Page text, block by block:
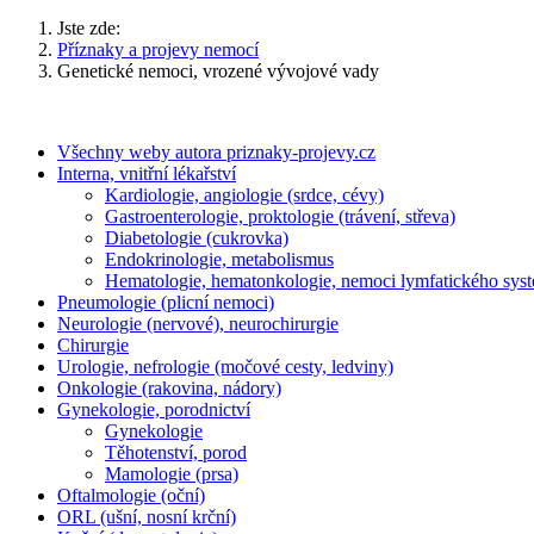
Jste zde:
Příznaky a projevy nemocí
Genetické nemoci, vrozené vývojové vady
Všechny weby autora priznaky-projevy.cz
Interna, vnitřní lékařství
Kardiologie, angiologie (srdce, cévy)
Gastroenterologie, proktologie (trávení, střeva)
Diabetologie (cukrovka)
Endokrinologie, metabolismus
Hematologie, hematonkologie, nemoci lymfatického
Pneumologie (plicní nemoci)
Neurologie (nervové), neurochirurgie
Chirurgie
Urologie, nefrologie (močové cesty, ledviny)
Onkologie (rakovina, nádory)
Gynekologie, porodnictví
Gynekologie
Těhotenství, porod
Mamologie (prsa)
Oftalmologie (oční)
ORL (ušní, nosní krční)